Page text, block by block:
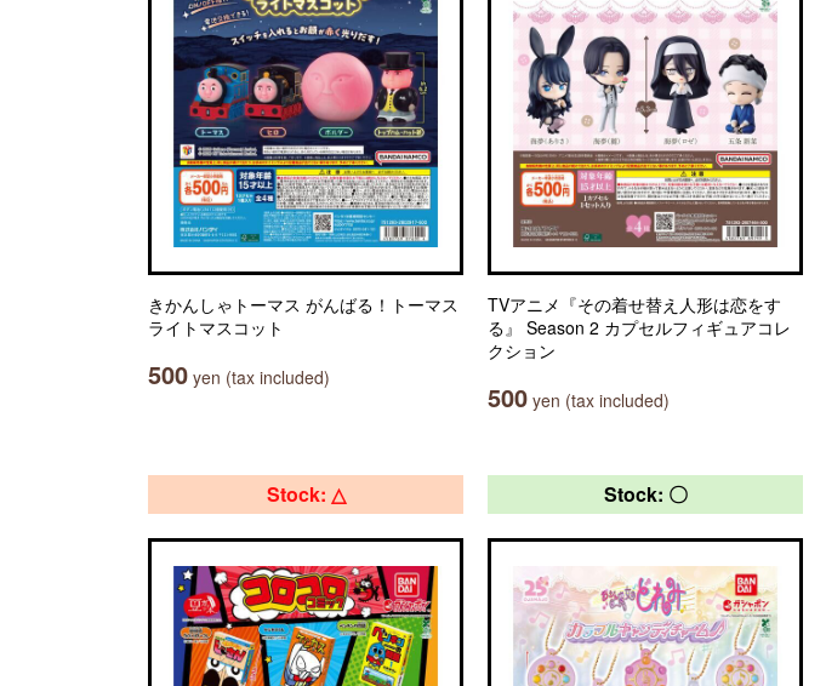
きかんしゃトーマス がんばる！トーマス
ライトマスコット
500 yen (tax included)
TVアニメ『その着せ替え人形は恋をす
る』 Season 2 カプセルフィギュアコレ
クション
500 yen (tax included)
Stock: △ Stock: 〇